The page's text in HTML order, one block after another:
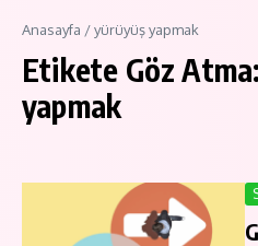
Anasayfa /yürüyüş yapmak
Etikete Göz
yapmak